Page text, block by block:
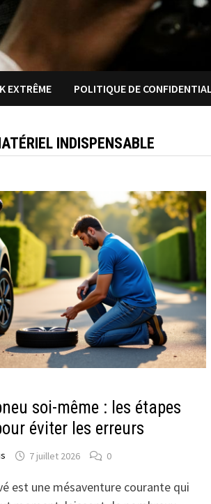
EXTRÊME POLITIQUE DE
INDISPENSABLE
soi-même : les étapes
éviter les erreurs
7 juillet 2026 0
est une mésaventure courante qui